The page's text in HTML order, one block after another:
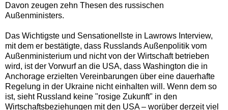
Davon zeugen zehn Thesen des russischen
Außenministers.
Das Wichtigste und Sensationellste in Lawrows Interview,
mit dem er bestätigte, dass Russlands Außenpolitik vom
Außenministerium und nicht von der Wirtschaft betrieben
wird, ist der Vorwurf an die USA, dass Washington die in
Anchorage erzielten Vereinbarungen über eine dauerhafte
Regelung in der Ukraine nicht einhalten will. Wenn dem so
ist, sieht Russland keine "rosige Zukunft" in den
Wirtschaftsbeziehungen mit den USA – worüber derzeit viel